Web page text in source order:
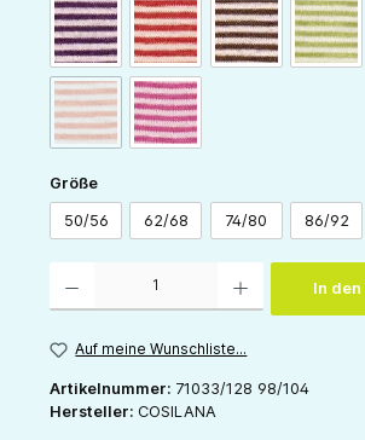
pflaume-naturrot-natur schoko-natur
orange-natur
(Diese Option ist zurzeit nicht verfügbar.)
pink-natur
Größeauswählen
50/56 62/68 74/80 86/92
In
Auf meine Wunschliste...
Artikelnummer: 71033/128 98/104
Hersteller: COSILANA